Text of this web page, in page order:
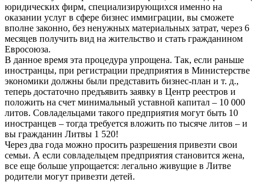
юридических фирм, специализирующихся именно на
оказании услуг в сфере бизнес иммиграции, вы сможете
вполне законно, без ненужных материальных затрат, через 6
месяцев получить вид на жительство и стать гражданином
Евросоюза.
В данное время эта процедура упрощена. Так, если раньше
иностранцы, при регистрации предприятия в Министерстве
экономики должны были представить бизнес-план и т. д.,
теперь достаточно предъявить заявку в Центр реестров и
положить на счет минимальный уставной капитал – 10 000
литов. Совладельцами такого предприятия могут быть 10
иностранцев – тогда требуется вложить по тысяче литов – и
вы гражданин Литвы 1 520!
Через два года можно просить разрешения привезти свои
семьи. А если совладельцем предприятия становится жена,
все еще больше упрощается: легально живущие в Литве
родители могут привезти детей.